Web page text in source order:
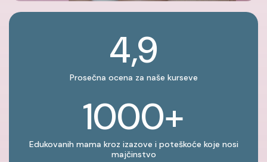
4,9
Prosečna ocena za naše kurseve
1000+
Edukovanih mama kroz izazove i poteškoće koje nosi
majčinstvo